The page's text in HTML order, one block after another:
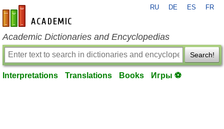
en-academic.com
RU DE ES FR
Academic Dictionaries and Encyclopedias
Search!
Interpretations Translations Books Игры ⚽